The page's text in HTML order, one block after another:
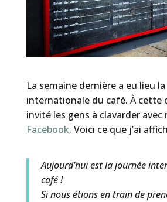
La semaine dernière a eu lieu
internationale du café. À cette
invité les gens à clavarder avec
Facebook. Voici ce que j’ai
Aujourd’hui est la journée
café !
Si nous étions en train de